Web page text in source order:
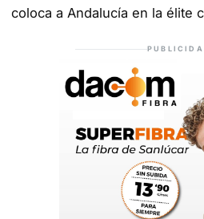
coloca a Andalucía en la élite